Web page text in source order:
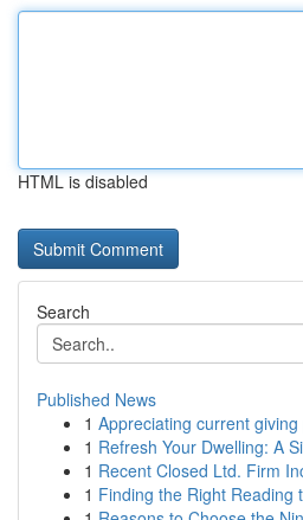
HTML is disabled
Search
Published News
1 Appreciating current
1 Refresh Your Dwelling: A
1 Recent Closed Ltd. Firm
1 Finding the Right Reading